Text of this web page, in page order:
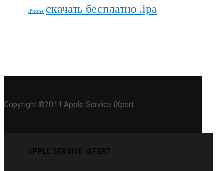
iPhone скачать бесплатно .ipa
Copyright ©2011 Apple Service iXpert
APPLE SERVICE IXPERT